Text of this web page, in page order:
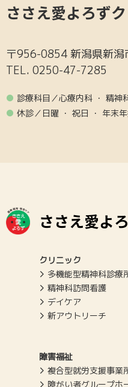
ささえ愛よろず
〒956-0854 新潟県新
TEL. 0250-47-7285
● 診療科目／心療内科 ・ 精神
● 休診／日曜 ・ 祝日 ・ 年末
ささえ愛よ
クリニック
多機能型精神科診療
精神科訪問看護
デイケア
新アウトリーチ
障害福祉
複合型就労支援事業
障がい者グループホ